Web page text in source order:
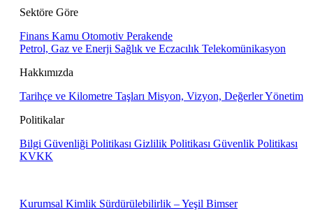
Sektöre Göre
Finans Kamu Otomotiv Perakende
Petrol, Gaz ve Enerji Sağlık ve Eczacılık Telekomünikasyon
Hakkımızda
Tarihçe ve Kilometre Taşları Misyon, Vizyon, DeğerlerYönetim
Politikalar
Bilgi Güvenliği Politikası Gizlilik Politikası Güvenlik Politikası
KVKK
Kurumsal Kimlik Sürdürülebilirlik – Yeşil Bimser